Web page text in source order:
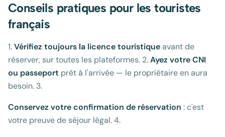
Conseils pratiques pour les touristes
français
1.Vérifiez toujours la licence touristiqueavant de
réserver, sur toutes les plateformes. 2.Ayez votre CNI
ou passeport prêt à l'arrivée — le propriétaire en aura
besoin. 3.
Conservez votre confirmation de réservation : c'est
votre preuve de séjour légal. 4.